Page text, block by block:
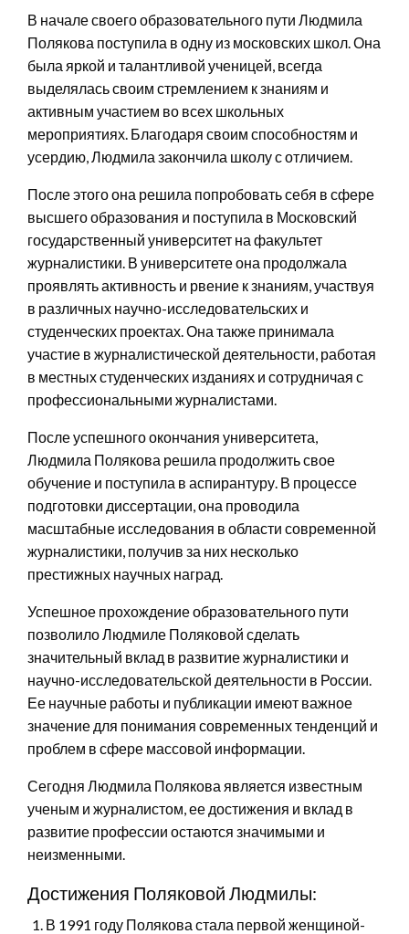
В начале своего образовательного пути Людмила
Полякова поступила в одну из московских школ. Она
была яркой и талантливой ученицей, всегда
выделялась своим стремлением к знаниям и
активным участием во всех школьных
мероприятиях. Благодаря своим способностям и
усердию, Людмила закончила школу с отличием.
После этого она решила попробовать себя в сфере
высшего образования и поступила в Московский
государственный университет на факультет
журналистики. В университете она продолжала
проявлять активность и рвение к знаниям, участвуя
в различных научно-исследовательских и
студенческих проектах. Она также принимала
участие в журналистической деятельности, работая
в местных студенческих изданиях и сотрудничая с
профессиональными журналистами.
После успешного окончания университета,
Людмила Полякова решила продолжить свое
обучение и поступила в аспирантуру. В процессе
подготовки диссертации, она проводила
масштабные исследования в области современной
журналистики, получив за них несколько
престижных научных наград.
Успешное прохождение образовательного пути
позволило Людмиле Поляковой сделать
значительный вклад в развитие журналистики и
научно-исследовательской деятельности в России.
Ее научные работы и публикации имеют важное
значение для понимания современных тенденций и
проблем в сфере массовой информации.
Сегодня Людмила Полякова является известным
ученым и журналистом, ее достижения и вклад в
развитие профессии остаются значимыми и
неизменными.
Достижения Поляковой Людмилы:
В 1991 году Полякова стала первой женщиной-